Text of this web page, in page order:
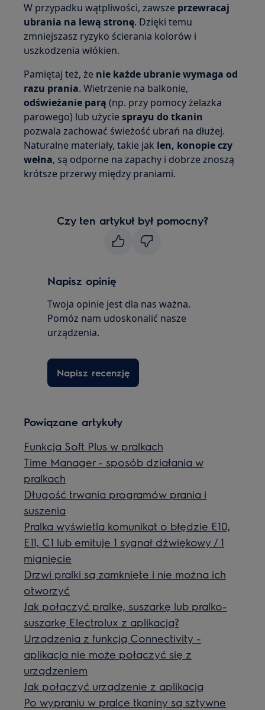
W przypadku wątpliwości, zawsze przewracaj
ubrania na lewą stronę. Dzięki temu
zmniejszasz ryzyko ścierania kolorów i
uszkodzenia włókien.
Pamiętaj też, że nie każde ubranie wymaga od
razu prania. Wietrzenie na balkonie,
odświeżanie parą (np. przy pomocy żelazka
parowego) lub użyciesprayu do tkanin
pozwala zachować świeżość ubrań na dłużej.
Naturalne materiały, takie jak len, konopie czy
wełna, są odporne na zapachy i dobrze znoszą
krótsze przerwy między praniami.
Czy ten artykuł był pomocny?
Napisz opinię
Twoja opinie jest dla nas ważna.
Pomóz nam udoskonalić nasze
urządzenia.
Napisz recenzję
Powiązane artykuły
Funkcja Soft Plus w pralkach
Time Manager - sposób działania w
pralkach
Długość trwania programów prania i
suszenia
Pralka wyświetla komunikat o błędzie E10,
E11, C1 lub emituje 1 sygnał dźwiękowy / 1
mignięcie
Drzwi pralki są zamknięte i nie można ich
otworzyć
Jak połączyć pralkę, suszarkę lub pralko-
suszarkę Electrolux z aplikacją?
Urządzenia z funkcją Connectivity -
aplikacja nie może połączyć się z
urządzeniem
Jak połączyć urządzenie z aplikacją
Po wypraniu w pralce tkaniny są sztywne